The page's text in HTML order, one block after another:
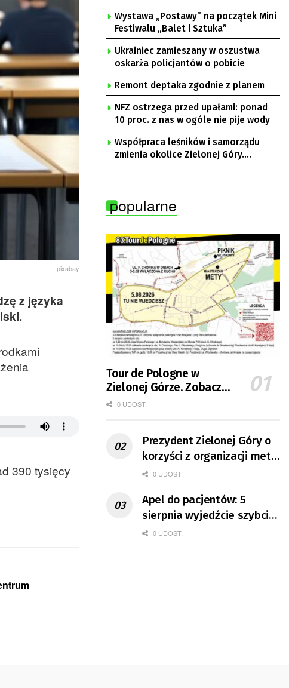
pixabay
z języka
390 tysięcy
Wystawa „Postawy” na początek Mini
Festiwalu „Balet i Sztuka”
Ukrainiec zamieszany w oszustwa
oskarża policjantów o pobicie
Remont deptaka zgodnie z planem
NFZ ostrzega przed upałami: ponad
10 proc. z nas w ogóle nie pije wody
Współpraca leśników i samorządu
zmienia okolice Zielonej Góry.
popularne
Tour de Pologne w
Zielonej Górze. Zobacz
zmiany w organizacji
0 UDOST.
Prezydent Zielonej Góry o
korzyści z organizacji mety
Tour de Pologne
0 UDOST.
Apel do pacjentów: 5
sierpnia wyjedźcie szybciej
z domów
0 UDOST.